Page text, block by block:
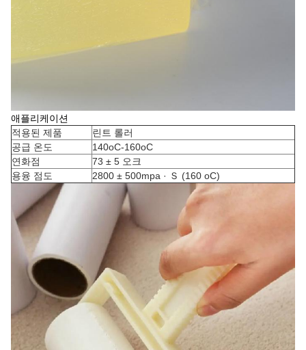
애플리케이션
적용된 제품
린트 롤러
공급 온도
140oC-160oC
연화점
73 ± 5 오크
용융 점도
2800 ± 500mpa · Ｓ (160 oC)